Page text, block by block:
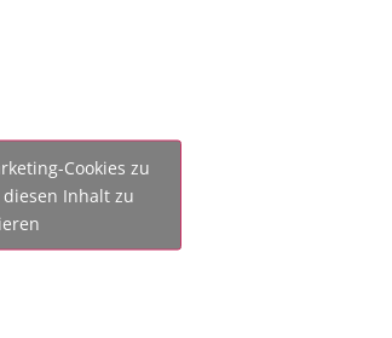
Cookies zu
Inhalt zu